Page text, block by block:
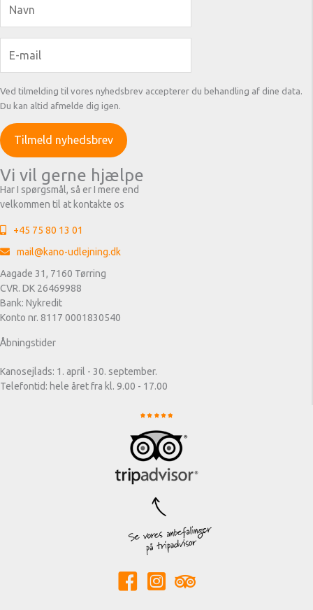
Ved tilmelding til vores nyhedsbrev accepterer du behandling af dine data.
Du kan altid afmelde dig igen.
Vi vil gerne hjælpe
Har I spørgsmål, så er I mere end
velkommen til at kontakte os
+45 75 80 13 01
mail@kano-udlejning.dk
Aagade 31, 7160 Tørring
CVR. DK 26469988
Bank: Nykredit
Konto nr. 8117 0001830540
Åbningstider
Kanosejlads: 1. april - 30. september.
Telefontid: hele året fra kl. 9.00 - 17.00